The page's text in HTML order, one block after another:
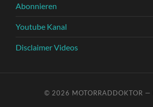
Abonnieren
Youtube Kanal
Disclaimer Videos
© 2026 MOTORRADDOKTOR —